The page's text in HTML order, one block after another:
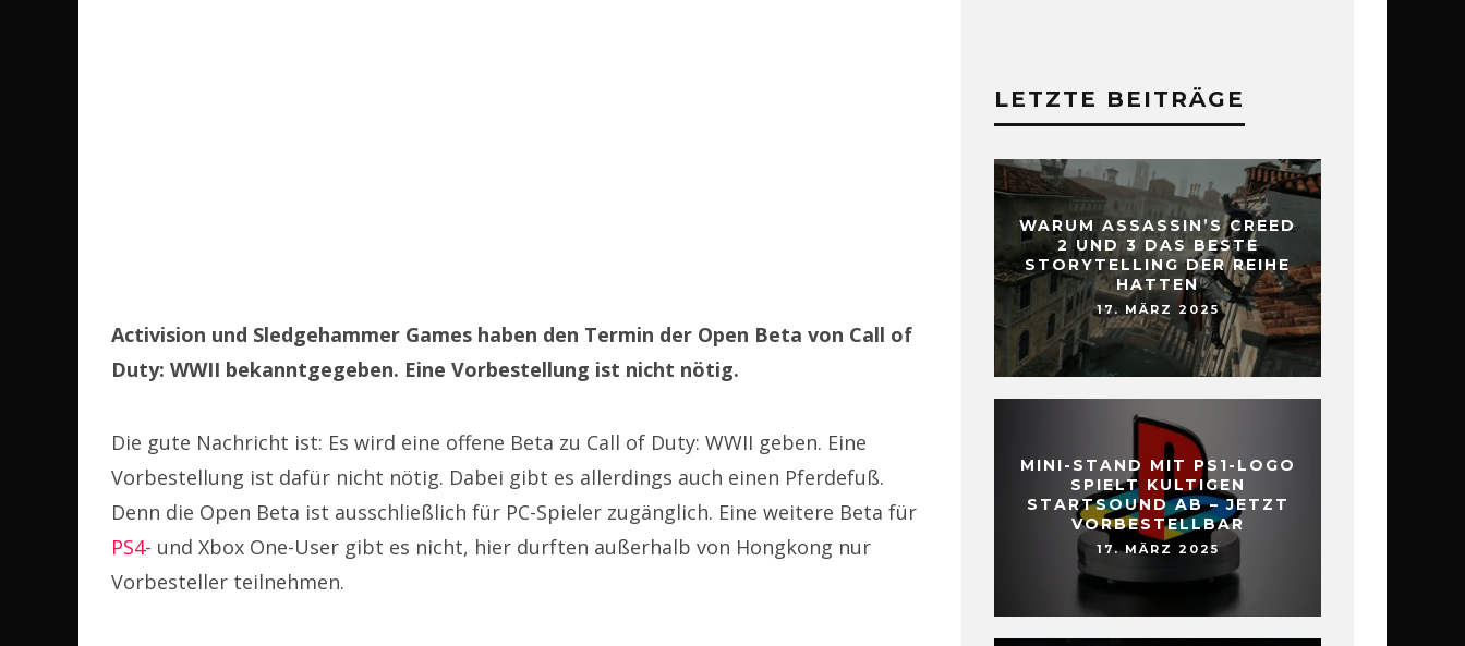
Activision und Sledgehammer Games haben den Termin der Open Beta von Call of
Duty: WWII bekanntgegeben. Eine Vorbestellung ist nicht nötig.
Die gute Nachricht ist: Es wird eine offene Beta zu Call of Duty: WWII geben. Eine
Vorbestellung ist dafür nicht nötig. Dabei gibt es allerdings auch einen Pferdefuß.
Denn die Open Beta ist ausschließlich für PC-Spieler zugänglich. Eine weitere Beta für
PS4- und Xbox One-User gibt es nicht, hier durften außerhalb von Hongkong nur
Vorbesteller teilnehmen.
LETZTE BEITRÄGE
WARUM ASSASSIN’S CREED
2 UND 3 DAS BESTE
STORYTELLING DER REIHE
HATTEN
17. MÄRZ 2025
MINI-STAND MIT PS1-LOGO
SPIELT KULTIGEN
STARTSOUND AB – JETZT
VORBESTELLBAR
17. MÄRZ 2025